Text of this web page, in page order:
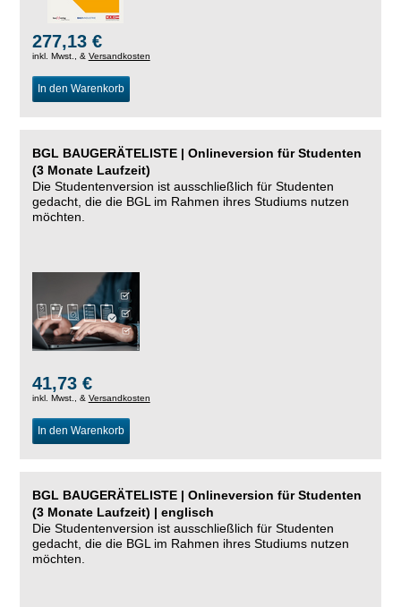
277,13 €
inkl. Mwst., & Versandkosten
In den Warenkorb
BGL BAUGERÄTELISTE | Onlineversion für Studenten
(3 Monate Laufzeit)
Die Studentenversion ist ausschließlich für Studenten
gedacht, die die BGL im Rahmen ihres Studiums nutzen
möchten.
41,73 €
inkl. Mwst., & Versandkosten
In den Warenkorb
BGL BAUGERÄTELISTE | Onlineversion für Studenten
(3 Monate Laufzeit) | englisch
Die Studentenversion ist ausschließlich für Studenten
gedacht, die die BGL im Rahmen ihres Studiums nutzen
möchten.